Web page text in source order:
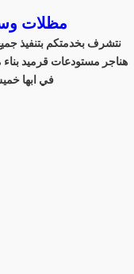
مظلات
نتشرف بخدمتكم بتنفيذ
هناجر مستودعات قرميد
في ابها